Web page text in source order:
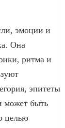
эмоции и
Она
ритма и
эпитеты
может быть
целью